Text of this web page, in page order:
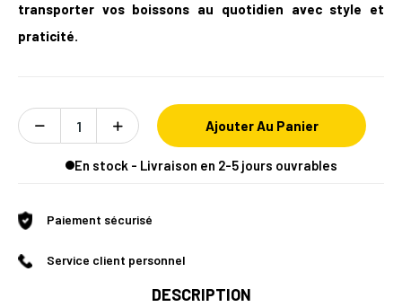
transporter vos boissons au quotidien avec style et
praticité.
Ajouter Au Panier
En stock - Livraison en 2-5 jours ouvrables
Paiement sécurisé
Service client personnel
DESCRIPTION